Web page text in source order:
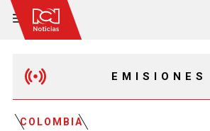
EMISIONES
COLOMBIA